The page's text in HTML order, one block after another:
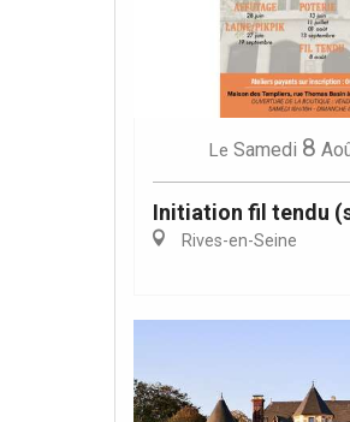
Forges-les-Eaux
Le Samedi 8
Initiation fil tendu
Rives-en-Seine